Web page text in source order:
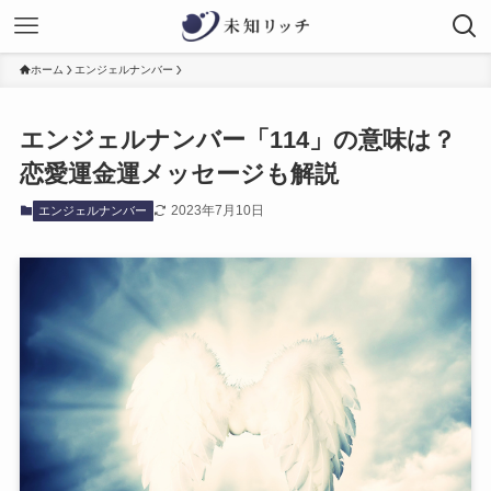
ホーム エンジェルナンバー
エンジェルナンバー「114」の意味は？
恋愛運金運メッセージも解説
エンジェルナンバー 2023年7月10日